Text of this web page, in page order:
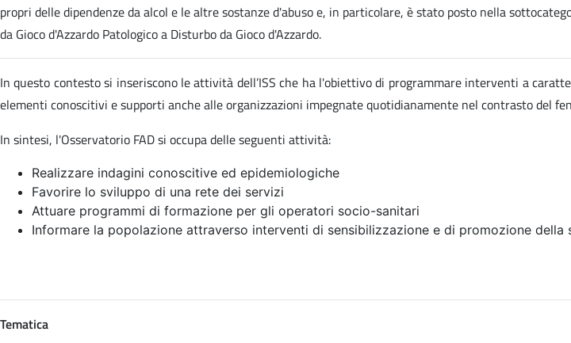
propri delle dipendenze da alcol e le altre sostanze d'abuso e, in particolare, è stato posto nella
da Gioco d'Azzardo Patologico a Disturbo da Gioco d'Azzardo.
In questo contesto si inseriscono le attività dell’ISS che ha l'obiettivo di programmare interventi a
elementi conoscitivi e supporti anche alle organizzazioni impegnate quotidianamente nel contrasto del
In sintesi, l'Osservatorio FAD si occupa delle seguenti attività:
Realizzare indagini conoscitive ed epidemiologiche
Favorire lo sviluppo di una rete dei servizi
Attuare programmi di formazione per gli operatori socio-sanitari
Informare la popolazione attraverso interventi di sensibilizzazione e di promozione della
Tematica